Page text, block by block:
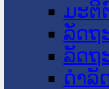
ມະຕິ
ລັດຖ
ລັດຖ
ດໍາລັ